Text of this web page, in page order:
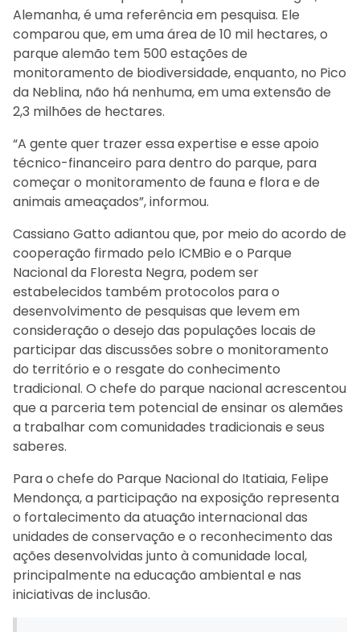
Alemanha, é uma referência em pesquisa. Ele
comparou que, em uma área de 10 mil hectares, o
parque alemão tem 500 estações de
monitoramento de biodiversidade, enquanto, no Pico
da Neblina, não há nenhuma, em uma extensão de
2,3 milhões de hectares.
“A gente quer trazer essa expertise e esse apoio
técnico-financeiro para dentro do parque, para
começar o monitoramento de fauna e flora e de
animais ameaçados”, informou.
Cassiano Gatto adiantou que, por meio do acordo de
cooperação firmado pelo ICMBio e o Parque
Nacional da Floresta Negra, podem ser
estabelecidos também protocolos para o
desenvolvimento de pesquisas que levem em
consideração o desejo das populações locais de
participar das discussões sobre o monitoramento
do território e o resgate do conhecimento
tradicional. O chefe do parque nacional acrescentou
que a parceria tem potencial de ensinar os alemães
a trabalhar com comunidades tradicionais e seus
saberes.
Para o chefe do Parque Nacional do Itatiaia, Felipe
Mendonça, a participação na exposição representa
o fortalecimento da atuação internacional das
unidades de conservação e o reconhecimento das
ações desenvolvidas junto à comunidade local,
principalmente na educação ambiental e nas
iniciativas de inclusão.